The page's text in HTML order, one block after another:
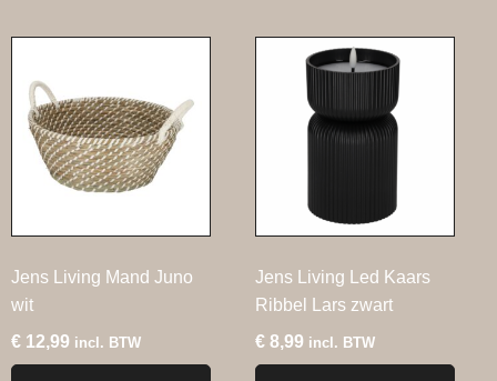
Jens Living Mand Juno
wit
€ 12,99 incl. BTW
Jens Living Led Kaars
Ribbel Lars zwart
€8,99 incl. BTW